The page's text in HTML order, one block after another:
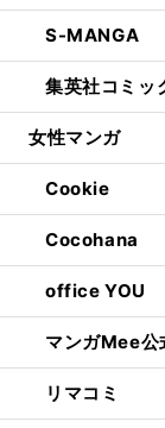
S-MANGA
集英社コミッ
女性マンガ
Cookie
Cocohana
office YOU
マンガMee公
リマコミ